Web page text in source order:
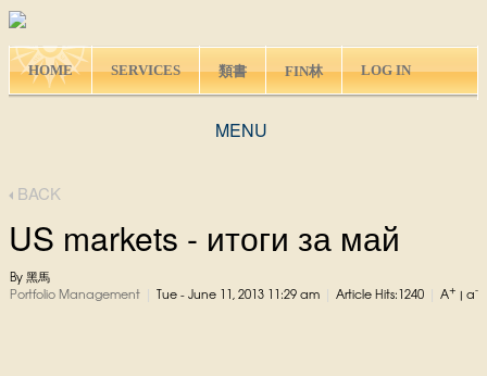
HOME SERVICES 類書 FIN林 LOG IN
MENU
BACK
US markets - итоги за май
By 黑馬
Portfolio Management
Tue - June 11, 2013 11:29 am Article Hits:1240 A+ a-